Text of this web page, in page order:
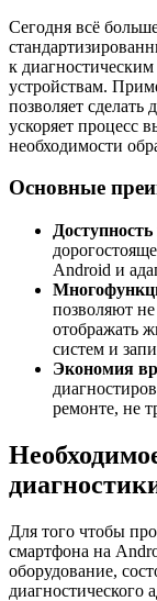
Сегодня всё
к
устройствам.
позволяет
ускоряет процесс
необходимости
Основные
Android и
позволяют
отображать
систем и
Экономия
ремонте, не
Для того чтобы
смартфона на
оборудование,
диагностического